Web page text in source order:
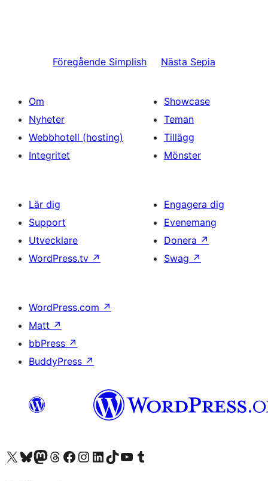
Föregående Simplish Nästa Sepia
Om
Nyheter
Webbhotell (hosting)
Integritet
Showcase
Teman
Tillägg
Mönster
Lär dig
Support
Utvecklare
WordPress.tv ↗
Engagera dig
Evenemang
Donera ↗
Swag ↗
WordPress.com ↗
Matt ↗
bbPress ↗
BuddyPress ↗
Besök vår X-konto (f.d. Twitter)
Besök vårt Bluesky-konto
Besök vårt Mastodon-konto
Besök vårt Thread-konto
Besök vår Facebook-sidaBesök vårt Instagram-konto
Besök vårt LinkedIn-konto
Besök vårt TikTok-konto
Besök vår YouTube-kanalBesök vårt Tumblr-konto